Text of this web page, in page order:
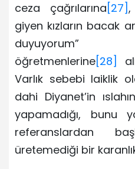
ceza çağrılarına [27] ,
giyen kızların bacak
öğretmenlerine [28]
Varlık sebebi laiklik
dahi Diyanet’in
yapamadığı, bunu
referanslardan
üretemediği bir